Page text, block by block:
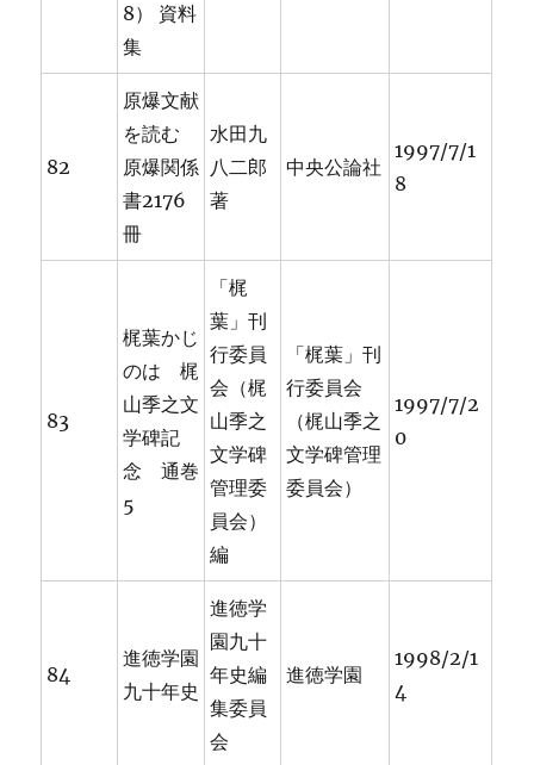
8） 資料
集
82
原爆文献
を読む
原爆関係
書2176
冊
水田九
八二郎
著
中央公論社
1997/7/1
8
83
梶葉かじ
のは 梶
山季之文
学碑記
念 通巻
5
「梶
葉」刊
行委員
会（梶
山季之
文学碑
管理委
員会）
編
「梶葉」刊
行委員会
（梶山季之
文学碑管理
委員会）
1997/7/2
0
84
進徳学園
九十年史
進徳学
園九十
年史編
集委員
会
進徳学園
1998/2/1
4